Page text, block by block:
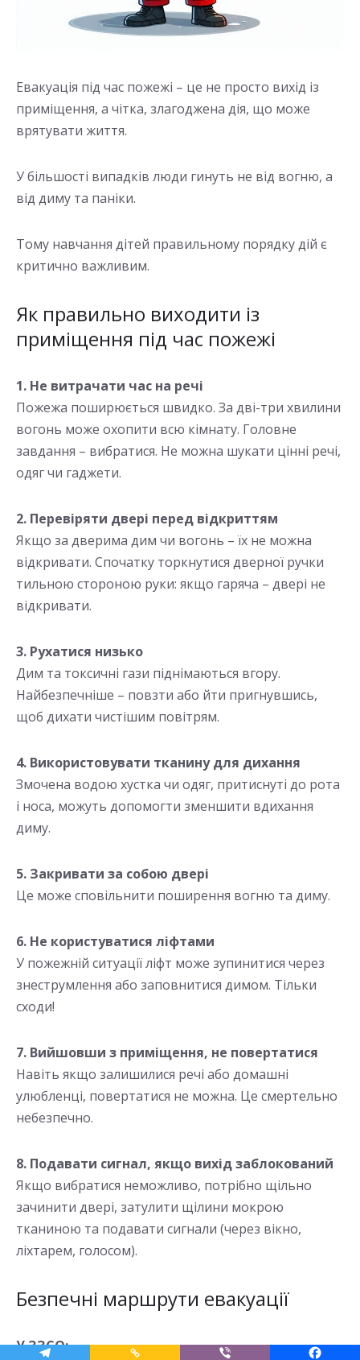
Евакуація під час пожежі – це не просто вихід із
приміщення, а чітка, злагоджена дія, що може
врятувати життя.
У більшості випадків люди гинуть не від вогню, а
від диму та паніки.
Тому навчання дітей правильному порядку дій є
критично важливим.
Як правильно виходити із
приміщення під час пожежі
1. Не витрачати час на речі
Пожежа поширюється швидко. За дві-три хвилини
вогонь може охопити всю кімнату. Головне
завдання – вибратися. Не можна шукати цінні речі,
одяг чи гаджети.
2. Перевіряти двері перед відкриттям
Якщо за дверима дим чи вогонь – їх не можна
відкривати. Спочатку торкнутися дверної ручки
тильною стороною руки: якщо гаряча – двері не
відкривати.
3. Рухатися низько
Дим та токсичні гази піднімаються вгору.
Найбезпечніше – повзти або йти пригнувшись,
щоб дихати чистішим повітрям.
4. Використовувати тканину для дихання
Змочена водою хустка чи одяг, притиснуті до рота
і носа, можуть допомогти зменшити вдихання
диму.
5. Закривати за собою двері
Це може сповільнити поширення вогню та диму.
6. Не користуватися ліфтами
У пожежній ситуації ліфт може зупинитися через
знеструмлення або заповнитися димом. Тільки
сходи!
7. Вийшовши з приміщення, не повертатися
Навіть якщо залишилися речі або домашні
улюбленці, повертатися не можна. Це смертельно
небезпечно.
8. Подавати сигнал, якщо вихід заблокований
Якщо вибратися неможливо, потрібно щільно
зачинити двері, затулити щілини мокрою
тканиною та подавати сигнали (через вікно,
ліхтарем, голосом).
Безпечні маршрути евакуації
У ЗЗСО: